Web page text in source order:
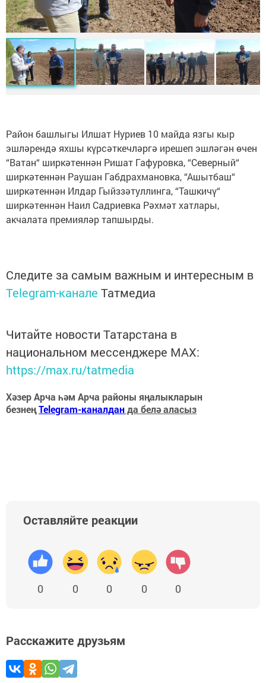
Район башлыгы Илшат Нуриев 10 майда язгы кыр
эшләрендә яхшы күрсәткечләргә ирешеп эшләгән өчен
“Ватан“ ширкәтеннән Ришат Гафуровка, “Северный“
ширкәтеннән Раушан Габдрахмановка, “Ашытбаш“
ширкәтеннән Илдар Гыйззәтуллинга, “Ташкичү“
ширкәтеннән Наил Садриевка Рәхмәт хатлары,
акчалата премияләр тапшырды.
Следите за самым важным и интересным в
Telegram-канале Татмедиа
Читайте новости Татарстана в
национальном мессенджере MАХ:
https://max.ru/tatmedia
Хәзер Арча һәм Арча районы яңалыкларын
безнеңTelegram-каналданда белә аласыз
Оставляйте реакции
0 0 0 0 0
Расскажите друзьям